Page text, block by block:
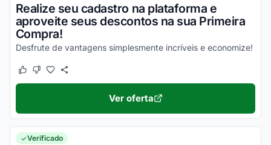
Realize seu cadastro na plataforma e
aproveite seus descontos na sua Primeira
Compra!
Desfrute de vantagens simplesmente incríveis e economize!
Este cupom funcionou
Este cupom não funcionou
Ver oferta
Verificado